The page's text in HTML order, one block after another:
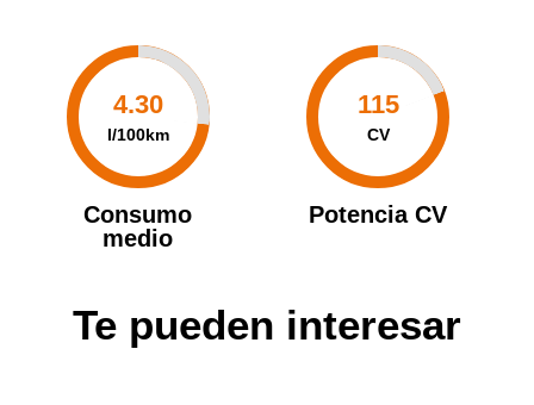
4.30
l/100km
Consumo
medio
115
CV
Potencia CV
Te pueden interesar